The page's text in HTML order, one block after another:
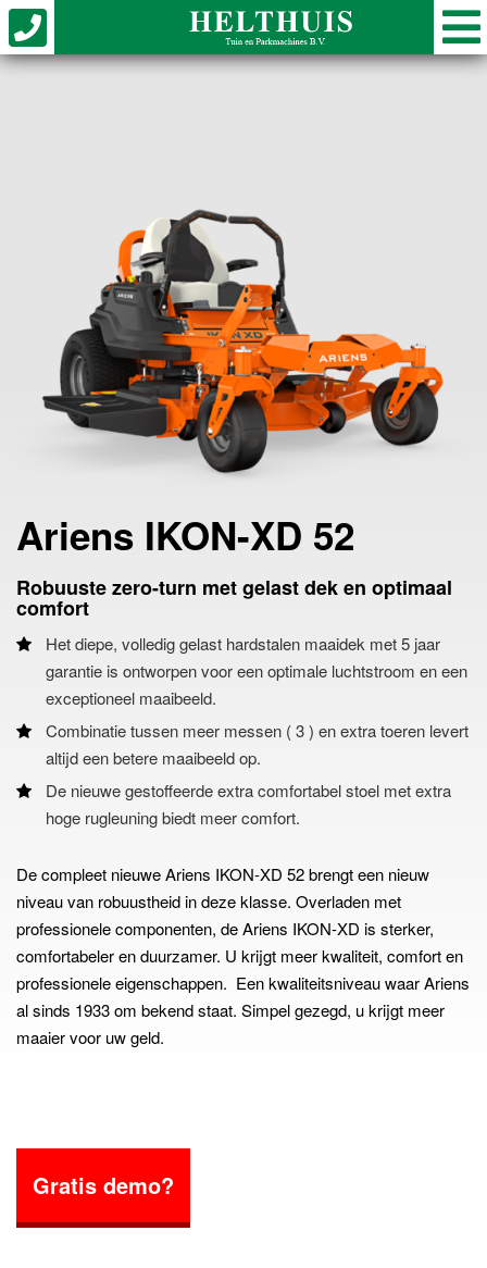
Ariens IKON-XD 52
Robuuste zero-turn met gelast dek en optimaal
comfort
Het diepe, volledig gelast hardstalen maaidek met 5 jaar
garantie is ontworpen voor een optimale luchtstroom en een
exceptioneel maaibeeld.
Combinatie tussen meer messen ( 3 ) en extra toeren levert
altijd een betere maaibeeld op.
De nieuwe gestoffeerde extra comfortabel stoel met extra
hoge rugleuning biedt meer comfort.
De compleet nieuwe Ariens IKON-XD 52 brengt een nieuw
niveau van robuustheid in deze klasse. Overladen met
professionele componenten, de Ariens IKON-XD is sterker,
comfortabeler en duurzamer. U krijgt meer kwaliteit, comfort en
professionele eigenschappen. Een kwaliteitsniveau waar Ariens
al sinds 1933 om bekend staat. Simpel gezegd, u krijgt meer
maaier voor uw geld.
Gratis demo?